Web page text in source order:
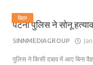
बिहार
पटना पुलिस ने सोनू
SINNMEDIAGROUP
पुलिस ने किसी दबाव में आए बिना